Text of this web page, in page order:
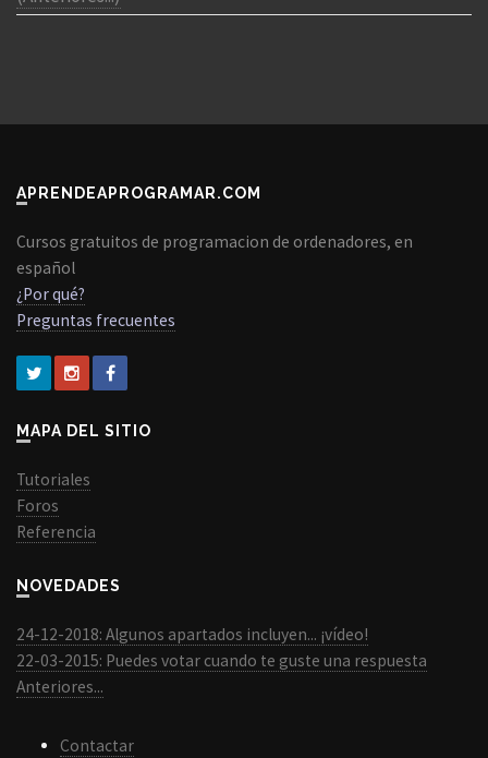
APRENDEAPROGRAMAR.COM
Cursos gratuitos de programacion de ordenadores, en
español
¿Por qué?
Preguntas frecuentes
MAPA DEL SITIO
Tutoriales
Foros
Referencia
NOVEDADES
24-12-2018: Algunos apartados incluyen... ¡vídeo!
22-03-2015: Puedes votar cuando te guste una respuesta
Anteriores...
Contactar